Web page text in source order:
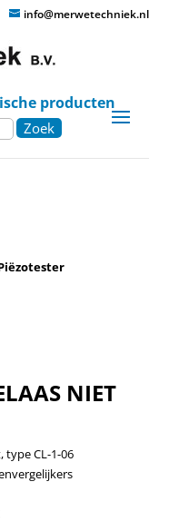
info@merwetechniek.nl
producten
Zoek
NIET
type CL-1-06